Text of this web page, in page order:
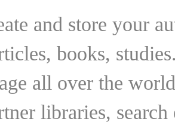
and store your
books,
all over the
libraries,